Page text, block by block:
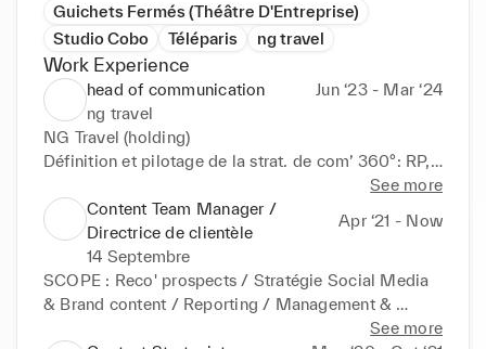
Guichets Fermés (Théâtre D'Entreprise)
Studio Cobo
Téléparis ng travel
Work Experience
head of communication
Jun ‘23 - Mar ‘24
ng travel
NG Travel (holding)
Définition et pilotage de la strat. de com’ 360°: RP,
Social Media, Influence, Pubtv, com’ corpo, marque
employeur / Management / (re)Branding de marques
/ Strat’éditoriale & copywritting
450 M€ de C.A (+30 % 2023) - 7 marques B2C + 2
B2B Jettours-Directours-KappaClub-
BoomerangVoyages etc.
See more
Content Team Manager /
Directrice de clientèle
Apr ‘21 - Now
14 Septembre
SCOPE : Reco' prospects / Stratégie Social Media
& Brand content / Reporting / Management &
See more